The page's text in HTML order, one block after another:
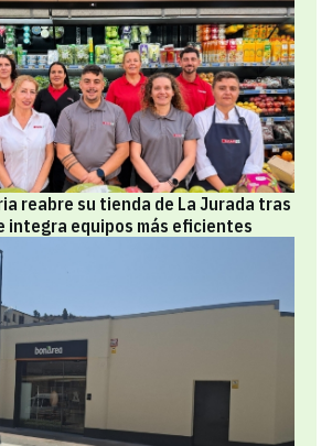
reabre su tienda de La Jurada tras
integra equipos más eficientes